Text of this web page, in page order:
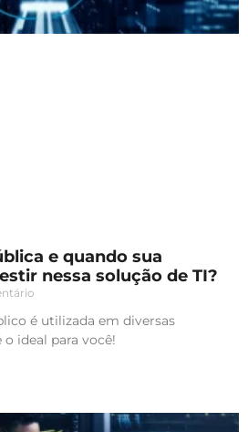
e quando sua
nessa solução de TI?
é utilizada em diversas
o ideal para você!